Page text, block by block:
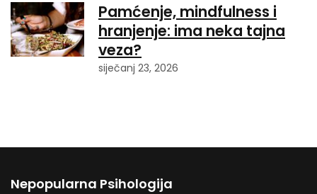
Pamćenje, mindfulness i
hranjenje: ima neka tajna
veza?
siječanj 23, 2026
Nepopularna Psihologija